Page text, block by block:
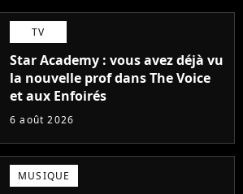
TV
Star Academy : vous avez déjà vu
la nouvelle prof dans The Voice
et aux Enfoirés
6 août 2026
MUSIQUE